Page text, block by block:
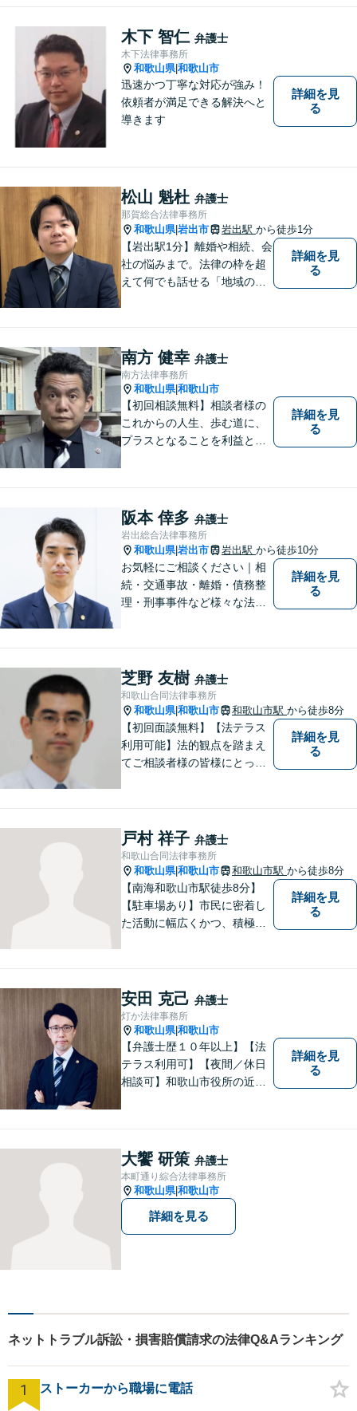
木下 智仁 弁護士
木下法律事務所
和歌山県|和歌山市
迅速かつ丁寧な対応が強み！
依頼者が満足できる解決へと
導きます
詳細を見
る
松山 魁杜 弁護士
那賀総合法律事務所
和歌山県|岩出市 岩出駅 から徒歩1分
【岩出駅1分】離婚や相続、会
社の悩みまで。法律の枠を超
えて何でも話せる「地域のか
育ちの私が丁寧にサポートし
ます。【丁寧なヒアリング】
【休日や夜間相談も柔軟に対
応】
詳細を見
る
南方 健幸 弁護士
南方法律事務所
和歌山県|和歌山市
【初回相談無料】相談者様の
これからの人生、歩む道に、
プラスとなることを利益と考
はもちろん、関西・関東から
ご相談いただくこともありま
す。
詳細を見
る
阪本 倖多 弁護士
岩出総合法律事務所
和歌山県|岩出市 岩出駅 から徒歩10分
お気軽にご相談ください｜相
続・交通事故・離婚・債務整
理・刑事事件など様々な法律
日・オンライン相談OK（要予
約）｜丁寧な報告とスピード
対応で安心をお届けします
詳細を見
る
芝野 友樹 弁護士
和歌山合同法律事務所
和歌山県|和歌山市 和歌山市駅 から徒歩8分
【初回面談無料】【法テラス
利用可能】法的観点を踏まえ
てご相談者様の皆様にとって
【当日／夜間／応相談】お悩
み事がございましたら、お気
軽にご相談下さい。
詳細を見
る
戸村 祥子 弁護士
和歌山合同法律事務所
和歌山県|和歌山市 和歌山市駅 から徒歩8分
【南海和歌山市駅徒歩8分】
【駐車場あり】市民に密着し
た活動に幅広くかつ、積極的
く対応可能。【地域に根ざし
た弁護士】法律トラブルでお
悩みの方は、お気軽にご相談
ください。
詳細を見
る
安田 克己 弁護士
灯か法律事務所
和歌山県|和歌山市
【弁護士歴１０年以上】【法
テラス利用可】【夜間／休日
相談可】和歌山市役所の近
す。一人で悩まず、まずはご
相談ください。あなたの灯り
となれるよう誠心誠意努めま
す。
詳細を見
る
大饗 研策 弁護士
本町通り綜合法律事務所
和歌山県|和歌山市
詳細を見る
ネットトラブル訴訟・損害賠償請求の法律Q&Aランキング
1 ストーカーから職場に電話